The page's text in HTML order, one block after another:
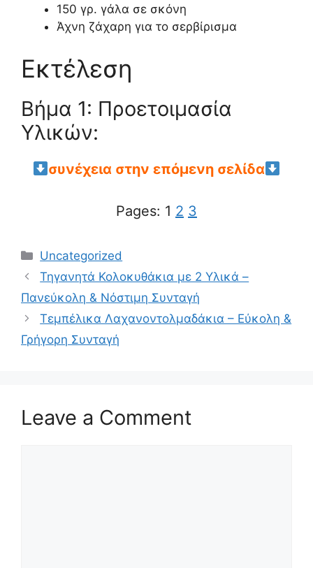
150 γρ. γάλα σε σκόνη
Άχνη ζάχαρη για το σερβίρισμα
Εκτέλεση
Βήμα 1: Προετοιμασία
Υλικών:
συνέχεια στην επόμενη σελίδα
Pages: 1 2 3
Categories
Uncategorized
Τηγανητά Κολοκυθάκια με 2 Υλικά –
Πανεύκολη & Νόστιμη Συνταγή
Τεμπέλικα Λαχανοντολμαδάκια – Εύκολη &
Γρήγορη Συνταγή
Leave a Comment